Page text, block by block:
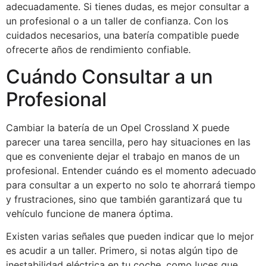
adecuadamente. Si tienes dudas, es mejor consultar a
un profesional o a un taller de confianza. Con los
cuidados necesarios, una batería compatible puede
ofrecerte años de rendimiento confiable.
Cuándo Consultar a un
Profesional
Cambiar la batería de un Opel Crossland X puede
parecer una tarea sencilla, pero hay situaciones en las
que es conveniente dejar el trabajo en manos de un
profesional. Entender cuándo es el momento adecuado
para consultar a un experto no solo te ahorrará tiempo
y frustraciones, sino que también garantizará que tu
vehículo funcione de manera óptima.
Existen varias señales que pueden indicar que lo mejor
es acudir a un taller. Primero, si notas algún tipo de